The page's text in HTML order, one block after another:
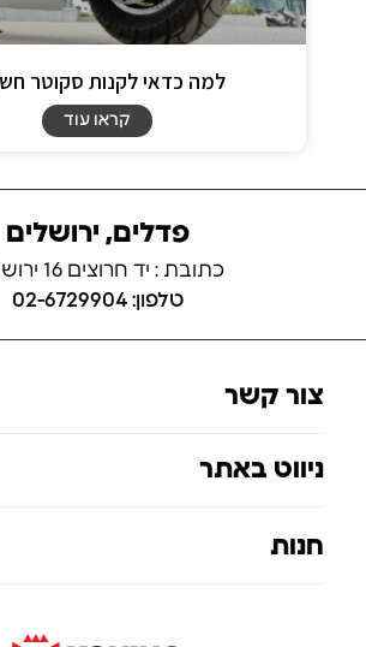
למה כדאי לקנות סקוטר
קראו עוד
פדלים, ירושלים
כתובת : יד חרוצים 16 ירושלים
טלפון: 02-6729904
צור קשר
077-700-9000
תעודת אחריות
ניווט באתר
דף הבית
חנות